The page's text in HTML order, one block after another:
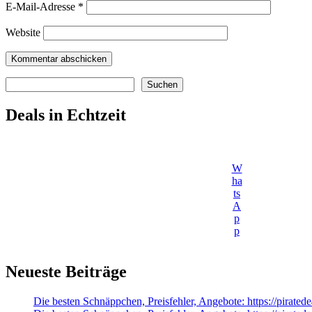
E-Mail-Adresse *
Website
Suchen
Deals in Echtzeit
W
ha
ts
A
p
p
Neueste Beiträge
Die besten Schnäppchen, Preisfehler, Angebote: https://